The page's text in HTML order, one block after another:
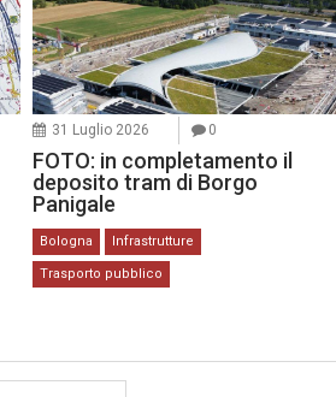
31 Luglio 2026 0
FOTO: in completamento il
deposito tram di Borgo
Panigale
Bologna Infrastrutture
Trasporto pubblico